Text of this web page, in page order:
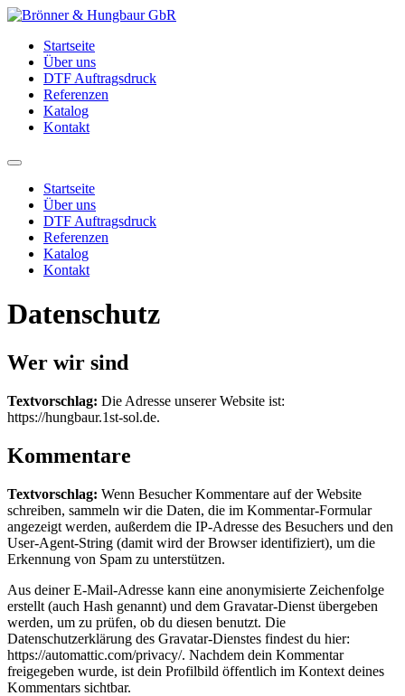
Zum
springenStartseite
Über uns
DTF Auftragsdruck
Referenzen
Katalog
Kontakt
Startseite
Über uns
DTF Auftragsdruck
Referenzen
Katalog
Kontakt
Datenschutz
Wer wir sind
Textvorschlag: Die Adresse unserer Website ist:
https://hungbaur.1st-sol.de.
Kommentare
Textvorschlag: Wenn Besucher Kommentare auf der Website
schreiben, sammeln wir die Daten, die im Kommentar-Formular
angezeigt werden, außerdem die IP-Adresse des Besuchers und den
User-Agent-String (damit wird der Browser identifiziert), um die
Erkennung von Spam zu unterstützen.
Aus deiner E-Mail-Adresse kann eine anonymisierte Zeichenfolge
erstellt (auch Hash genannt) und dem Gravatar-Dienst übergeben
werden, um zu prüfen, ob du diesen benutzt. Die
Datenschutzerklärung des Gravatar-Dienstes findest du hier:
https://automattic.com/privacy/. Nachdem dein Kommentar
freigegeben wurde, ist dein Profilbild öffentlich im Kontext deines
Kommentars sichtbar.